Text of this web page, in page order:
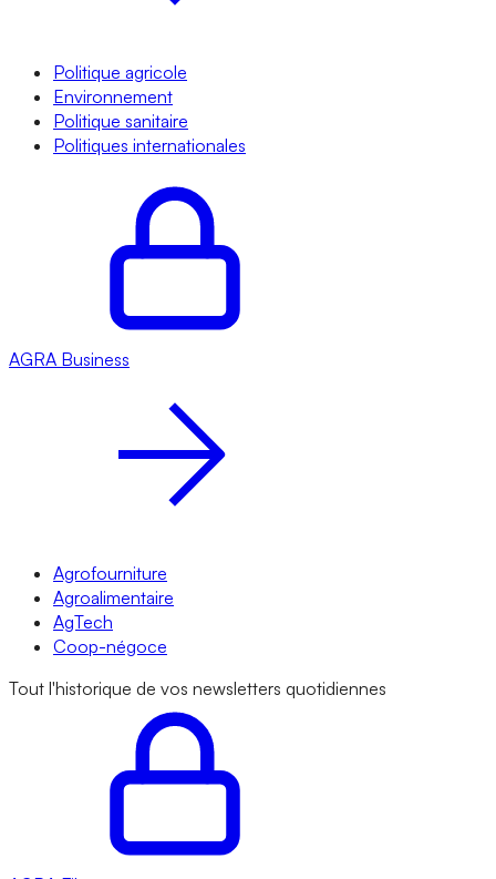
Politique agricole
Environnement
Politique sanitaire
Politiques internationales
AGRA Business
Agrofourniture
Agroalimentaire
AgTech
Coop-négoce
Tout l'historique de vos newsletters quotidiennes